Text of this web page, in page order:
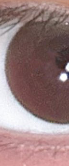
2枚)、乱視用カラコ
用カラコン、韓国乱
視用カラーコンタク
用カラコン
ブラウン
2枚)、乱視用カラコ
用カラコン、韓国乱
視用カラーコンタク
ラコン
グレー系 乱
2枚)、乱視用カラコ
用カラコン、韓国乱
視用カラーコンタク
用カラコン ブラック
2枚)、乱視用カラコ
用カラコン、韓国乱
視用カラーコンタク
ラコン